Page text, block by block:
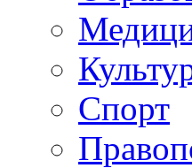
Спорт